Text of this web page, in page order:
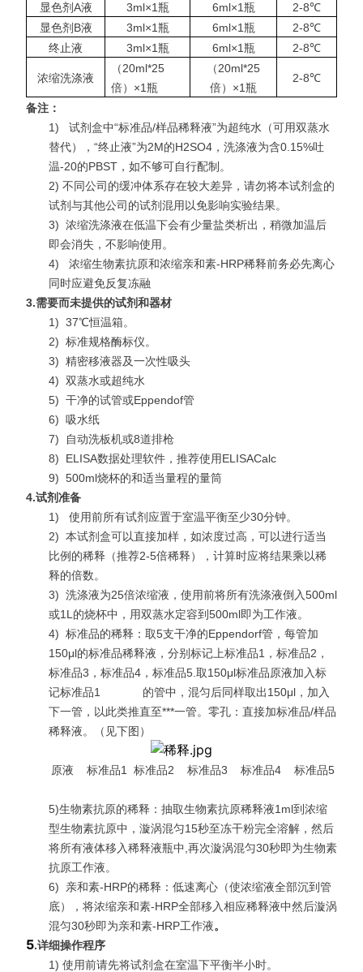
显色剂A液 3ml×1瓶 6ml×1瓶
2-8℃
显色剂B液
3ml×1瓶 6ml×1瓶
2-8℃
终止液
3ml×1瓶 6ml×1瓶 2-8℃
浓缩洗涤液
（20ml*25
倍）×1瓶
（20ml*25
倍）×1瓶
2-8℃
备注：
1)
试剂盒中“标准品/样品稀释液”为超纯水（可用双蒸水
替代），“终止液”为2M的H2SO4，洗涤液为含0.15%吐
温-20的PBST，如不够可自行配制。
2) 不同公司的缓冲体系存在较大差异，请勿将本试剂盒的
试剂与其他公司的试剂混用以免影响实验结果。
3) 浓缩洗涤液在低温下会有少量盐类析出，稍微加温后
即会消失，不影响使用。
4)
浓缩生物素抗原和浓缩亲和素-HRP稀释前务必先离心
同时应避免反复冻融
3.需要而未提供的试剂和器材
1) 37℃恒温箱。
2) 标准规格酶标仪。
3) 精密移液器及一次性吸头
4) 双蒸水或超纯水
5) 干净的试管或Eppendof管
6) 吸水纸
7)
自动洗板机或8道排枪
8)
ELISA数据处理软件，推荐使用ELISACalc
9) 500ml烧杯的和适当量程的量筒
4.试剂准备
1)
使用前所有试剂应置于室温平衡至少30分钟。
2) 本试剂盒可以直接加样，如浓度过高，可以进行适当
比例的稀释（推荐2-5倍稀释），计算时应将结果乘以稀
释的倍数。
3) 洗涤液为25倍浓缩液，使用前将所有洗涤液倒入500ml
或1L的烧杯中，用双蒸水定容到500ml即为工作液。
4) 标准品的稀释：取5支干净的Eppendorf管，每管加
150μl的标准品稀释液，分别标记上标准品1，标准品2，
标准品3，标准品4，标准品5.取150μl标准品原液加入标
记标准品1 的管中，混匀后同样取出150μl，加入
下一管，以此类推直至***一管。零孔：直接加标准品/样品
稀释液。（见下图）
原液 标准品1 标准品2 标准品3 标准品4 标准品5
5)生物素抗原的稀释：抽取生物素抗原稀释液1ml到浓缩
型生物素抗原中，漩涡混匀15秒至冻干粉完全溶解，然后
将所有液体移入稀释液瓶中,再次漩涡混匀30秒即为生物素
抗原工作液。
6)
亲和素-HRP的稀释：低速离心（使浓缩液全部沉到管
底），将浓缩亲和素-HRP全部移入相应稀释液中然后漩涡
混匀30秒即为亲和素-HRP工作液。
5.详细操作程序
1) 使用前请先将试剂盒在室温下平衡半小时。